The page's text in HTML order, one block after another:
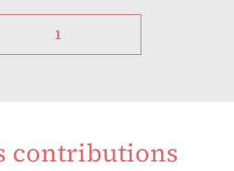
1
contributions